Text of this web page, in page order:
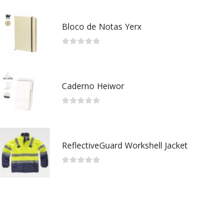
Bloco de Notas Yerx
Caderno Heiwor
ReflectiveGuard Workshell Jacket